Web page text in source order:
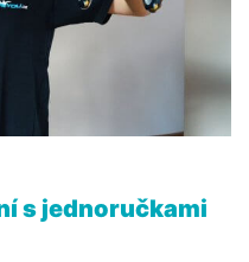
s jednoručkami